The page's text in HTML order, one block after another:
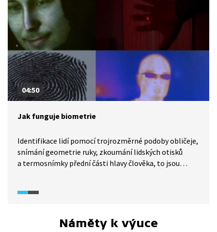
04:50
Jak funguje biometrie
Identifikace lidí pomocí trojrozměrné podoby obličeje,
snímání geometrie ruky, zkoumání lidských otisků
a termosnímky přední části hlavy člověka, to jsou
výkonu počítačů. Reportáž představuje počátky
Náměty k výuce